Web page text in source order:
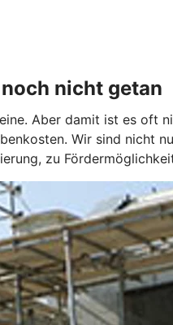
nicht getan
Aber damit ist es oft
Wir sind nicht
zu